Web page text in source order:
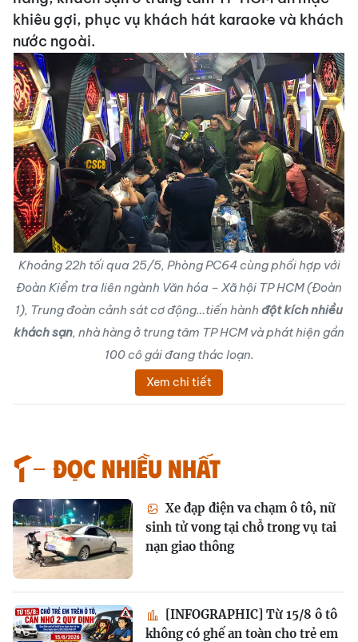
khiêu gợi, phục vụ khách hát karaoke và khách
nước ngoài.
Khoảng 22h tối qua 25/5, Phòng PC64 cùng phối hợp với
Đoàn Kiểm tra liên ngành Văn hóa – Xã hội TP HCM (Đoàn
1), Trung đoàn cảnh sát cơ động…tiến hành đột kích nhiều
khách sạn, nhà hàng ở trung tâm TP HCM và phát hiện gần
100 cô gái đang thác loạn.
Xem chi tiết
Đọc nhiều nhất
Xe đạp điện va chạm ô tô, nữ
sinh tử vong tại chỗ trong vụ tai
nạn giao thông
[INFOGRAPHIC] Từ 15/8 ô tô
không có ghế an toàn cho trẻ em